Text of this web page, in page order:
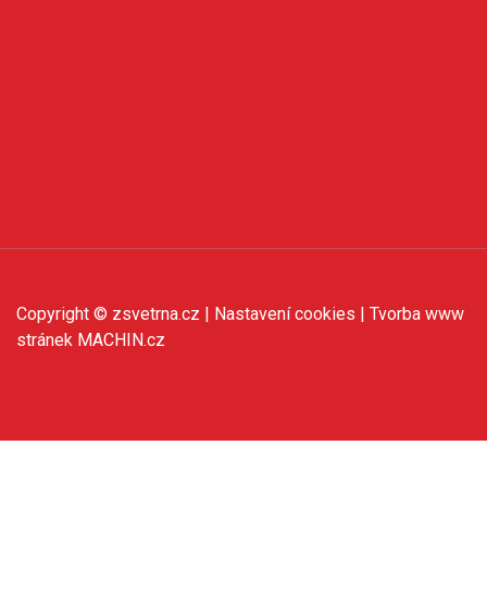
Copyright © zsvetrna.cz | Nastavení cookies | Tvorba www
stránek MACHIN.cz